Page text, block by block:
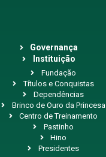
Governança
Instituição
Fundação
Títulos e Conquistas
Dependências
Brinco de Ouro da Princesa
Centro de Treinamento
Pastinho
Hino
Presidentes